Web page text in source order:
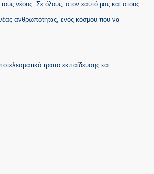
νέους. Σε όλους, στον εαυτό μας και στους
ανθρωπότητας, ενός κόσμου που να
τρόπο εκπαίδευσης και